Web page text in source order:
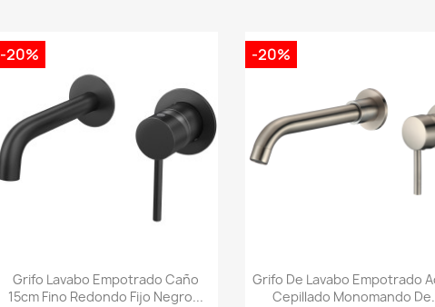
Vista rápida
Grifo Lavabo Empotrado Caño
15cm Fino Redondo Fijo Negro...
-20%
Vista rápida
Grifo De Lavabo Empotrado
Cepillado Monomando
-20%